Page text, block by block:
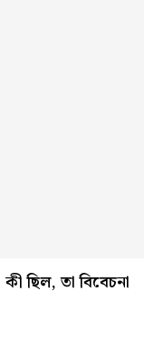
ছিল, তা বিবেচনা